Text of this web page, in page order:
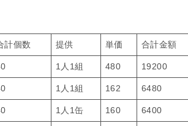
計個数 提供 単価 合計金額
1人1組 480 19200
1人1組 162 6480
1人1缶 160 6400